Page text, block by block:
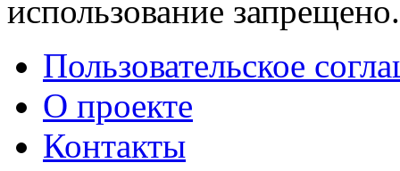
использование
Пользовательское
О проекте
Контакты